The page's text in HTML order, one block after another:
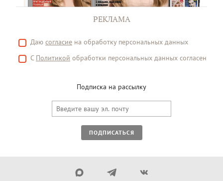
РЕКЛАМА
Даю согласие на обработку персональных данных
С Политикой обработки персональных данных согласен
Подписка на рассылку
ПОДПИСАТЬСЯ